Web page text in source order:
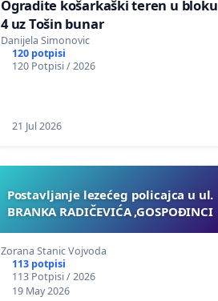
Ogradite košarkaški teren u bloku
4 uz Tošin bunar
Danijela Simonovic
120 potpisi
120 Potpisi / 2026
21 Jul 2026
Postavljanje lezećeg policajca u ul.
BRANKA RADIČEVIĆA ,GOSPOĐINCI
Zorana Stanic Vojvoda
113 potpisi
113 Potpisi / 2026
19 May 2026